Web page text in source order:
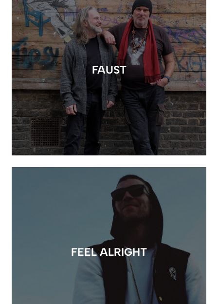
FAUST
FEEL ALRIGHT